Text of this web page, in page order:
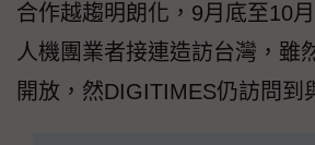
合作越趨明朗化，9月底至10
人機團業者接連造訪台灣，雖
開放，然DIGITIMES仍訪問到